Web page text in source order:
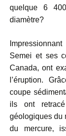
quelque 6
diamètre?
Semei et ses
Canada, ont
l’éruption.
coupe
ils ont
géologiques du
du mercure,